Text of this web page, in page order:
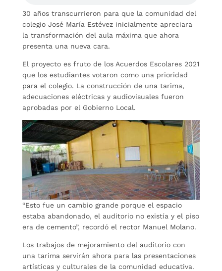
30 años transcurrieron para que la comunidad del
colegio José María Estévez inicialmente apreciara
la transformación del aula máxima que ahora
presenta una nueva cara.
El proyecto es fruto de los Acuerdos Escolares 2021
que los estudiantes votaron como una prioridad
para el colegio. La construcción de una tarima,
adecuaciones eléctricas y audiovisuales fueron
aprobadas por el Gobierno Local.
“Esto fue un cambio grande porque el espacio
estaba abandonado, el auditorio no existía y el piso
era de cemento”, recordó el rector Manuel Molano.
Los trabajos de mejoramiento del auditorio con
una tarima servirán ahora para las presentaciones
artísticas y culturales de la comunidad educativa.